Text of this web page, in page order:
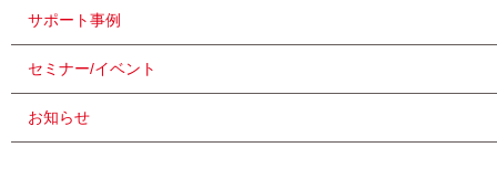
サポート事例
セミナー/イベント
お知らせ